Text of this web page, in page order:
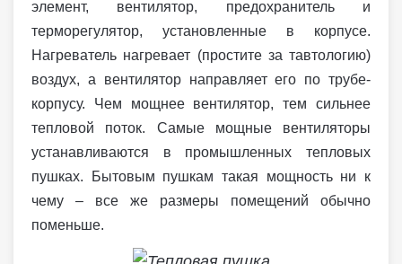
элемент, вентилятор, предохранитель и
терморегулятор, установленные в корпусе.
Нагреватель нагревает (простите за тавтологию)
воздух, а вентилятор направляет его по трубе-
корпусу. Чем мощнее вентилятор, тем сильнее
тепловой поток. Самые мощные вентиляторы
устанавливаются в промышленных тепловых
пушках. Бытовым пушкам такая мощность ни к
чему – все же размеры помещений обычно
поменьше.